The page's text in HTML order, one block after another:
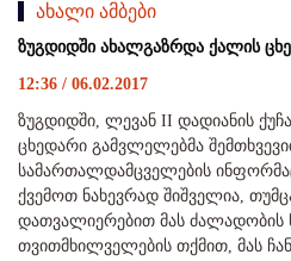
ახალი ამბები
ზუგდიდში ახალგაზრდა ქალის
12:36 / 06.02.2017
ზუგდიდში, ლევან II დადიანის
ცხედარი გამვლელებმა
სამართალდამცველების
ქვემოთ ნახევრად შიშველია,
დათვალიერებით მას ძალადობის
თვითმხილველების თქმით, მას